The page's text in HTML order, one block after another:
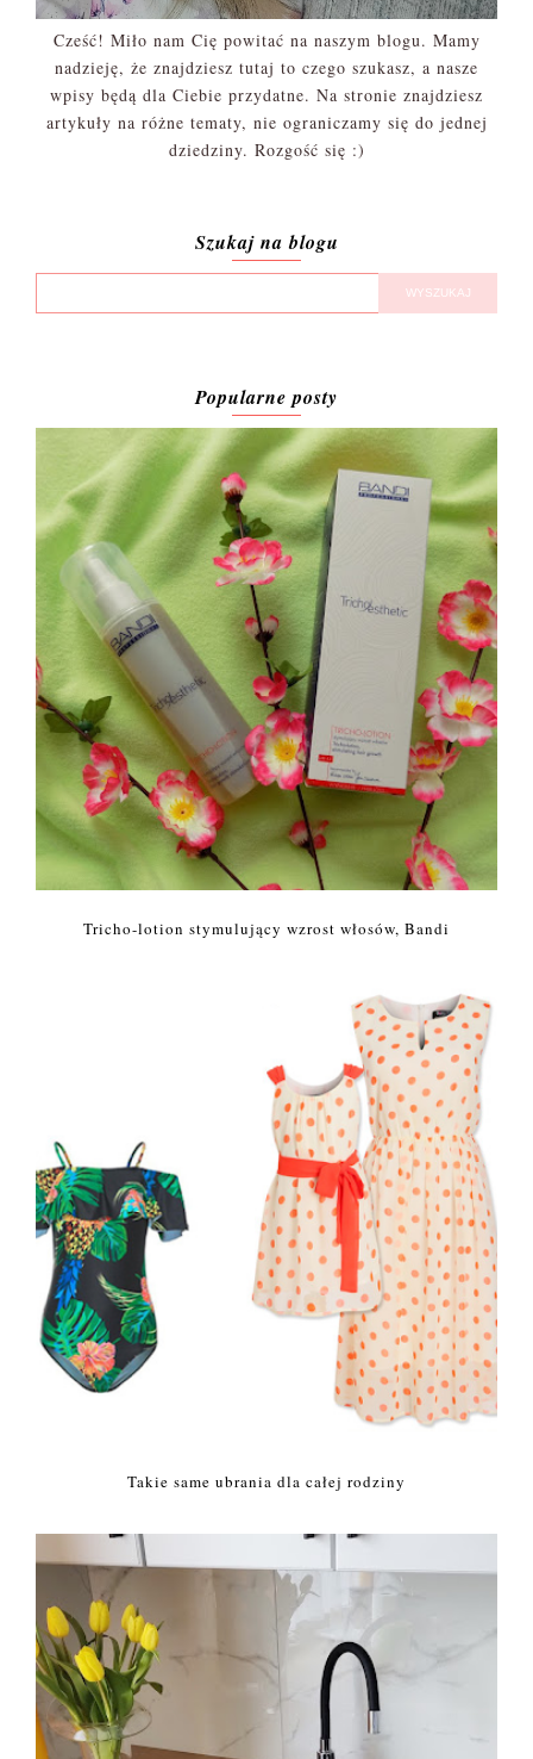
Cześć! Miło nam Cię powitać na naszym blogu. Mamy
nadzieję, że znajdziesz tutaj to czego szukasz, a nasze
wpisy będą dla Ciebie przydatne. Na stronie znajdziesz
artykuły na różne tematy, nie ograniczamy się do jednej
dziedziny. Rozgość się :)
Szukaj na blogu
Popularne posty
Tricho-lotion stymulujący wzrost włosów, Bandi
Takie same ubrania dla całej rodziny